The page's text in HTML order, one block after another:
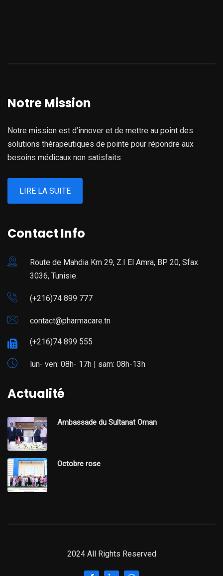
Notre Mission
Notre mission est d’innover et de mettre au point des
solutions thérapeutiques de pointe pour répondre aux
besoins médicaux non satisfaits
LIRE LA SUITE
Contact Info
Route de Mahdia Km 29, Z.I El Amra, BP 20, Sfax
3036, Tunisie.
(+216)74 899 777
contact@pharmacare.tn
(+216)74 899 555
lun- ven: 08h- 17h | sam: 08h-13h
Actualité
Ambassade du Sultanat Oman
Octobre rose
2024 All Rights Reserved